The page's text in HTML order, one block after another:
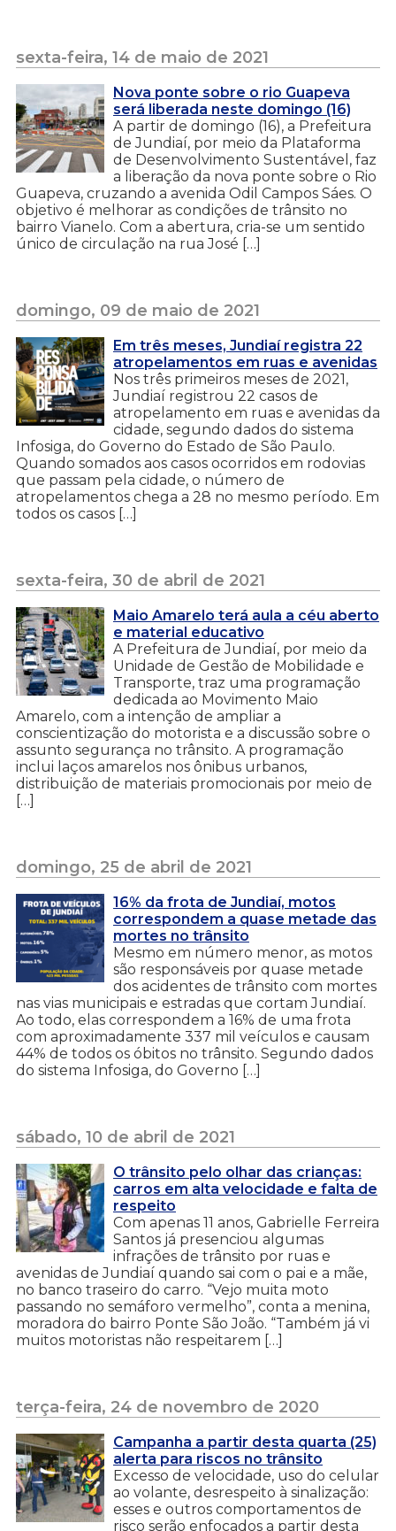
sexta-feira, 14 de maio de 2021
Nova ponte sobre o rio Guapeva
será liberada neste domingo (16)
A partir de domingo (16), a Prefeitura
de Jundiaí, por meio da Plataforma
de Desenvolvimento Sustentável, faz
a liberação da nova ponte sobre o Rio
Guapeva, cruzando a avenida Odil Campos Sáes. O
objetivo é melhorar as condições de trânsito no
bairro Vianelo. Com a abertura, cria-se um sentido
único de circulação na rua José […]
domingo, 09 de maio de 2021
Em três meses, Jundiaí registra 22
atropelamentos em ruas e avenidas
Nos três primeiros meses de 2021,
Jundiaí registrou 22 casos de
atropelamento em ruas e avenidas da
cidade, segundo dados do sistema
Infosiga, do Governo do Estado de São Paulo.
Quando somados aos casos ocorridos em rodovias
que passam pela cidade, o número de
atropelamentos chega a 28 no mesmo período. Em
todos os casos […]
sexta-feira, 30 de abril de 2021
Maio Amarelo terá aula a céu aberto
e material educativo
A Prefeitura de Jundiaí, por meio da
Unidade de Gestão de Mobilidade e
Transporte, traz uma programação
dedicada ao Movimento Maio
Amarelo, com a intenção de ampliar a
conscientização do motorista e a discussão sobre o
assunto segurança no trânsito. A programação
inclui laços amarelos nos ônibus urbanos,
distribuição de materiais promocionais por meio de
[…]
domingo, 25 de abril de 2021
16% da frota de Jundiaí, motos
correspondem a quase metade das
mortes no trânsito
Mesmo em número menor, as motos
são responsáveis por quase metade
dos acidentes de trânsito com mortes
nas vias municipais e estradas que cortam Jundiaí.
Ao todo, elas correspondem a 16% de uma frota
com aproximadamente 337 mil veículos e causam
44% de todos os óbitos no trânsito. Segundo dados
do sistema Infosiga, do Governo […]
sábado, 10 de abril de 2021
O trânsito pelo olhar das crianças:
carros em alta velocidade e falta de
respeito
Com apenas 11 anos, Gabrielle Ferreira
Santos já presenciou algumas
infrações de trânsito por ruas e
avenidas de Jundiaí quando sai com o pai e a mãe,
no banco traseiro do carro. “Vejo muita moto
passando no semáforo vermelho”, conta a menina,
moradora do bairro Ponte São João. “Também já vi
muitos motoristas não respeitarem […]
terça-feira, 24 de novembro de 2020
Campanha a partir desta quarta (25)
alerta para riscos no trânsito
Excesso de velocidade, uso do celular
ao volante, desrespeito à sinalização:
esses e outros comportamentos de
risco serão enfocados a partir desta